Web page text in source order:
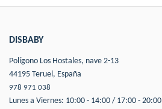
DISBABY
Polígono Los Hostales, nave 2-13
44195 Teruel, España
978 971 038
Lunes a Viernes: 10:00 - 14:00 / 17:00 - 20:00